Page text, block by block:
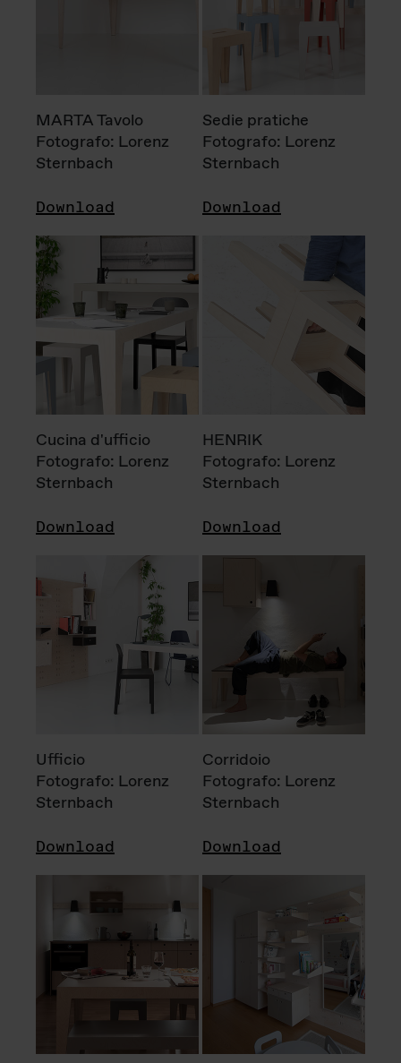
MARTA Tavolo
Fotografo: Lorenz
Sternbach
Download
Sedie pratiche
Fotografo: Lorenz
Sternbach
Download
Cucina d'ufficio
Fotografo: Lorenz
Sternbach
Download
HENRIK
Fotografo: Lorenz
Sternbach
Download
Ufficio
Fotografo: Lorenz
Sternbach
Download
Corridoio
Fotografo: Lorenz
Sternbach
Download